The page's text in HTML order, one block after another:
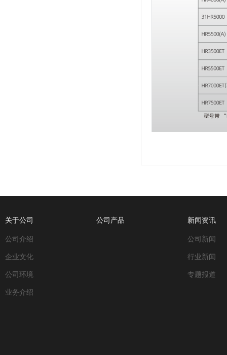
关于公司
公司介绍
企业文化
公司环境
业务介绍
公司产品 新闻资讯
公司新闻
行业新闻
专题报道